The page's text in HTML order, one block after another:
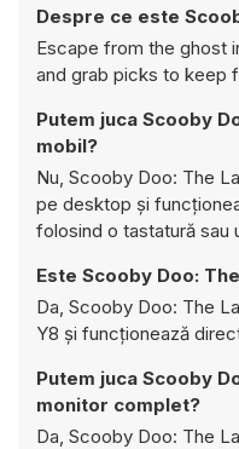
Despre ce este
Escape from the ghost
and grab picks to keep
Putem juca Scooby
mobil?
Nu, Scooby Doo: The
pe desktop și
folosind o tastatură sau
Este Scooby Doo:
Da, Scooby Doo: The
Y8 și funcționează
Putem juca Scooby
monitor complet?
Da, Scooby Doo: The